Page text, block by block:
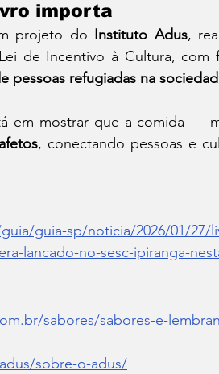
importa
projeto do Instituto Adus,
de Incentivo à Cultura, com
pessoas refugiadas na
, conectando pessoas e
guia-sp/noticia/2026/01/27/
lancado-no-sesc-ipiranga-
sabores/sabores-e-
sobre-o-adus/